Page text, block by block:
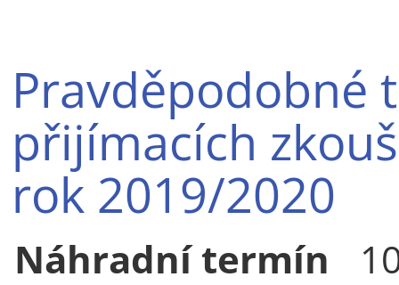
Pravděpodobné
přijímacích
rok 2019/2020
Náhradní termín